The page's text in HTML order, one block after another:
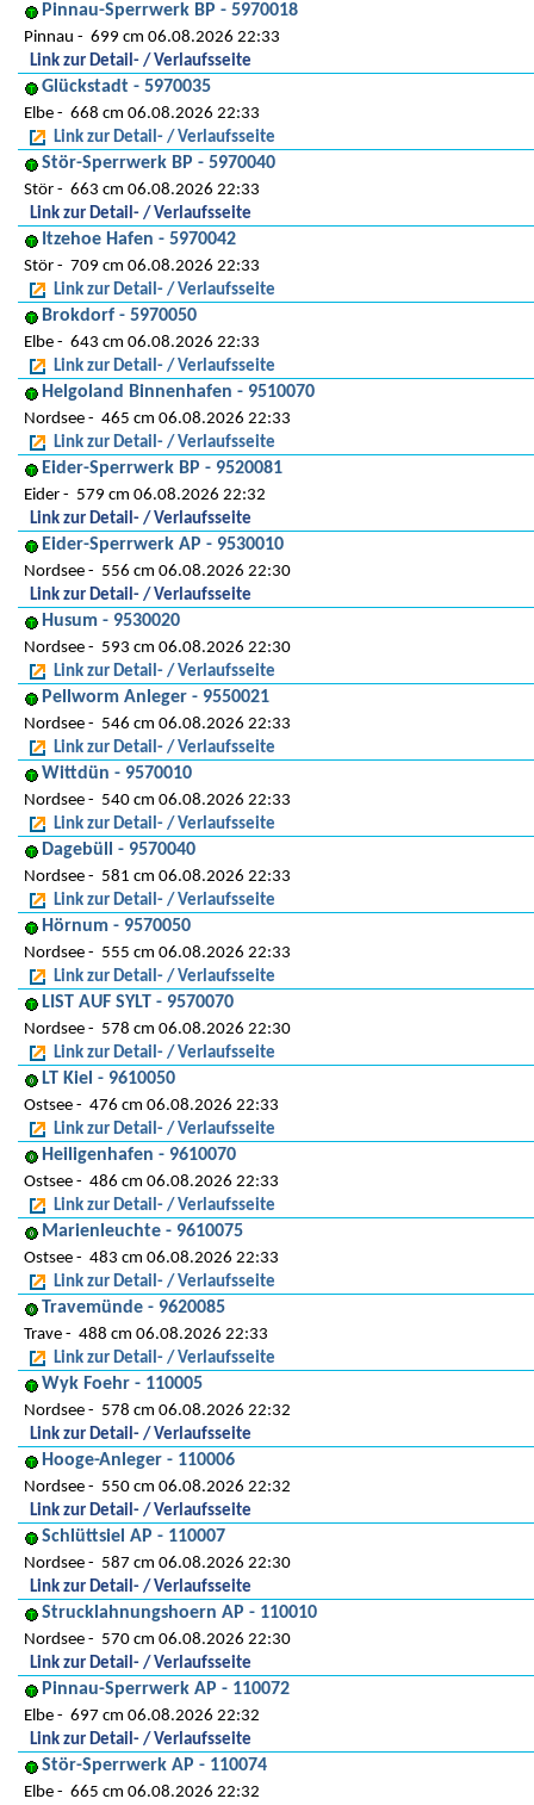
Pinnau-Sperrwerk BP - 5970018
Pinnau
699 cm 06.08.2026 22:33
Link zur Detail- / Verlaufsseite
Glückstadt - 5970035
Elbe
668 cm 06.08.2026 22:33
Link zur Detail- / Verlaufsseite
Stör-Sperrwerk BP - 5970040
Stör
663 cm 06.08.2026 22:33
Link zur Detail- / Verlaufsseite
Itzehoe Hafen - 5970042
Stör
709 cm 06.08.2026 22:33
Link zur Detail- / Verlaufsseite
Brokdorf - 5970050
Elbe
643 cm 06.08.2026 22:33
Link zur Detail- / Verlaufsseite
Helgoland Binnenhafen - 9510070
Nordsee
465 cm 06.08.2026 22:33
Link zur Detail- / Verlaufsseite
Eider-Sperrwerk BP - 9520081
Eider
579 cm 06.08.2026 22:32
Link zur Detail- / Verlaufsseite
Eider-Sperrwerk AP - 9530010
Nordsee
556 cm 06.08.2026 22:30
Link zur Detail- / Verlaufsseite
Husum - 9530020
Nordsee
593 cm 06.08.2026 22:30
Link zur Detail- / Verlaufsseite
Pellworm Anleger - 9550021
Nordsee
546 cm 06.08.2026 22:33
Link zur Detail- / Verlaufsseite
Wittdün - 9570010
Nordsee
540 cm 06.08.2026 22:33
Link zur Detail- / Verlaufsseite
Dagebüll - 9570040
Nordsee
581 cm 06.08.2026 22:33
Link zur Detail- / Verlaufsseite
Hörnum - 9570050
Nordsee
555 cm 06.08.2026 22:33
Link zur Detail- / Verlaufsseite
LIST AUF SYLT - 9570070
Nordsee
578 cm 06.08.2026 22:30
Link zur Detail- / Verlaufsseite
LT Kiel - 9610050
Ostsee
476 cm 06.08.2026 22:33
Link zur Detail- / Verlaufsseite
Heiligenhafen - 9610070
Ostsee
486 cm 06.08.2026 22:33
Link zur Detail- / Verlaufsseite
Marienleuchte - 9610075
Ostsee
483 cm 06.08.2026 22:33
Link zur Detail- / Verlaufsseite
Travemünde - 9620085
Trave
488 cm 06.08.2026 22:33
Link zur Detail- / Verlaufsseite
Wyk Foehr - 110005
Nordsee
578 cm 06.08.2026 22:32
Link zur Detail- / Verlaufsseite
Hooge-Anleger - 110006
Nordsee
550 cm 06.08.2026 22:32
Link zur Detail- / Verlaufsseite
Schlüttsiel AP - 110007
Nordsee
587 cm 06.08.2026 22:30
Link zur Detail- / Verlaufsseite
Strucklahnungshoern AP - 110010
Nordsee
570 cm 06.08.2026 22:30
Link zur Detail- / Verlaufsseite
Pinnau-Sperrwerk AP - 110072
Elbe
697 cm 06.08.2026 22:32
Link zur Detail- / Verlaufsseite
Stör-Sperrwerk AP - 110074
Elbe 665 cm 06.08.2026 22:32